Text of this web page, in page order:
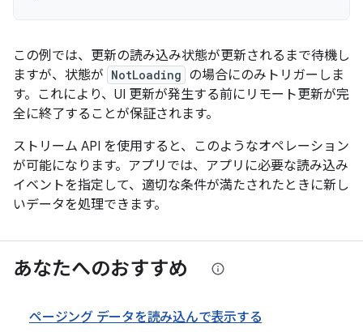
この例では、更新の読み込み状態が更新されるまで待機し
ますが、状態が NotLoading の場合にのみトリガーしま
す。これにより、UI 更新が発生する前にリモート更新が完
全に終了することが保証されます。
ストリーム API を使用すると、このようなオペレーション
が可能になります。アプリでは、アプリに必要な読み込み
イベントを指定して、適切な条件が満たされたときに新し
いデータを処理できます。
あなたへのおすすめ
ページング データを読み込んで表示する